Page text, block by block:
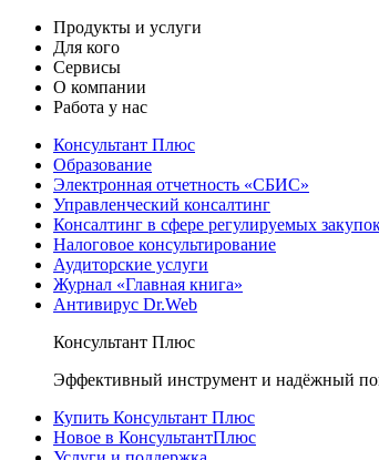
Продукты и услуги
Для кого
Сервисы
О компании
Работа у нас
Консультант Плюс
Образование
Электронная отчетность «СБИС»
Управленческий консалтинг
Консалтинг в сфере регулируемых
Налоговое консультирование
Аудиторские услуги
Журнал «Главная книга»
Антивирус Dr.Web
Консультант Плюс
Эффективный инструмент и надёжный
Купить Консультант Плюс
Новое в КонсультантПлюс